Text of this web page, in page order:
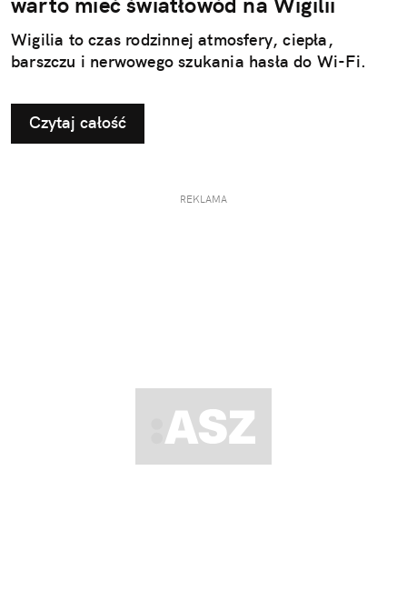
Wigilia to czas rodzinnej atmosfery, ciepła,
barszczu i nerwowego szukania hasła do Wi-Fi.
Czytaj całość
REKLAMA